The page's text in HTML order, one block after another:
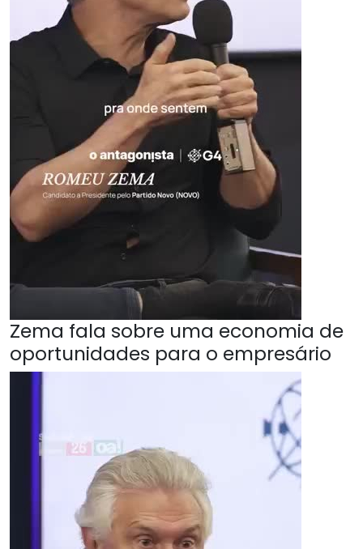
Zema fala sobre uma economia de
oportunidades para o empresário